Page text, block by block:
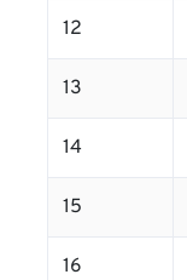
12
13
14
15
16